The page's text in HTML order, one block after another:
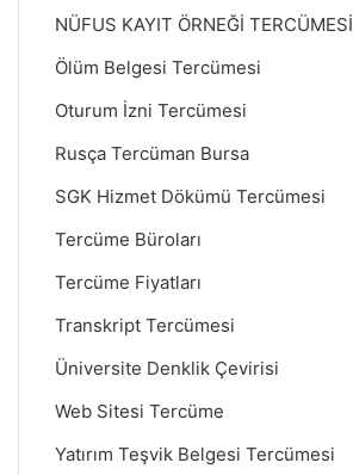
NÜFUS KAYIT ÖRNEĞİ TERCÜMESİ
Ölüm Belgesi Tercümesi
Oturum İzni Tercümesi
Rusça Tercüman Bursa
SGK Hizmet Dökümü Tercümesi
Tercüme Büroları
Tercüme Fiyatları
Transkript Tercümesi
Üniversite Denklik Çevirisi
Web Sitesi Tercüme
Yatırım Teşvik Belgesi Tercümesi